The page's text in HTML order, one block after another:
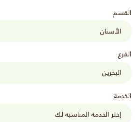
القسم
الفرع
الخدمة